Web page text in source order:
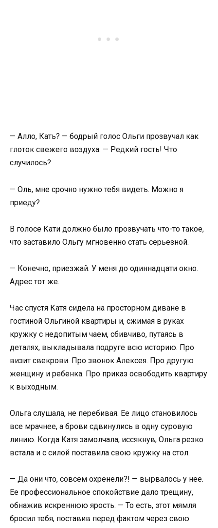
— Алло, Кать? — бодрый голос Ольги прозвучал как
глоток свежего воздуха. — Редкий гость! Что
случилось?
— Оль, мне срочно нужно тебя видеть. Можно я
приеду?
В голосе Кати должно было прозвучать что-то такое,
что заставило Ольгу мгновенно стать серьезной.
— Конечно, приезжай. У меня до одиннадцати окно.
Адрес тот же.
Час спустя Катя сидела на просторном диване в
гостиной Ольгиной квартиры и, сжимая в руках
кружку с недопитым чаем, сбивчиво, путаясь в
деталях, выкладывала подруге всю историю. Про
визит свекрови. Про звонок Алексея. Про другую
женщину и ребенка. Про приказ освободить квартиру
к выходным.
Ольга слушала, не перебивая. Ее лицо становилось
все мрачнее, а брови сдвинулись в одну суровую
линию. Когда Катя замолчала, иссякнув, Ольга резко
встала и с силой поставила свою кружку на стол.
— Да они что, совсем охренели?! — вырвалось у нее.
Ее профессиональное спокойствие дало трещину,
обнажив искреннюю ярость. — То есть, этот мямля
бросил тебя, поставив перед фактом через свою